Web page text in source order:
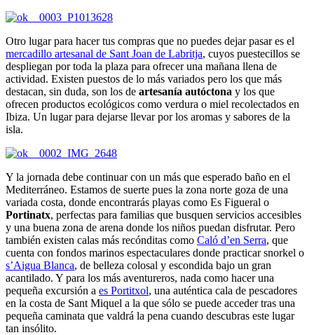
Otro lugar para hacer tus compras que no puedes dejar pasar es el
mercadillo artesanal de Sant Joan de Labritja, cuyos puestecillos se
despliegan por toda la plaza para ofrecer una mañana llena de
actividad. Existen puestos de lo más variados pero los que más
destacan, sin duda, son los de artesanía autóctona y los que
ofrecen productos ecológicos como verdura o miel recolectados en
Ibiza. Un lugar para dejarse llevar por los aromas y sabores de la
isla.
Y la jornada debe continuar con un más que esperado baño en el
Mediterráneo. Estamos de suerte pues la zona norte goza de una
variada costa, donde encontrarás playas como Es Figueral o
Portinatx, perfectas para familias que busquen servicios accesibles
y una buena zona de arena donde los niños puedan disfrutar. Pero
también existen calas más recónditas como Caló d’en Serra, que
cuenta con fondos marinos espectaculares donde practicar snorkel o
s’Aigua Blanca, de belleza colosal y escondida bajo un gran
acantilado. Y para los más aventureros, nada como hacer una
pequeña excursión a es Portitxol, una auténtica cala de pescadores
en la costa de Sant Miquel a la que sólo se puede acceder tras una
pequeña caminata que valdrá la pena cuando descubras este lugar
tan insólito.